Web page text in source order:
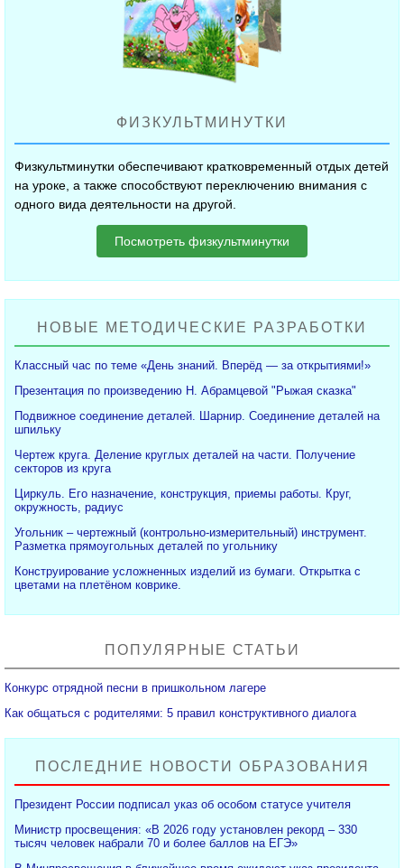
ФИЗКУЛЬТМИНУТКИ
Физкультминутки обеспечивают кратковременный отдых детей
на уроке, а также способствуют переключению внимания с
одного вида деятельности на другой.
Посмотреть физкультминутки
НОВЫЕ МЕТОДИЧЕСКИЕ РАЗРАБОТКИ
Классный час по теме «День знаний. Вперёд — за открытиями!»
Презентация по произведению Н. Абрамцевой "Рыжая сказка"
Подвижное соединение деталей. Шарнир. Соединение деталей на
шпильку
Чертеж круга. Деление круглых деталей на части. Получение
секторов из круга
Циркуль. Его назначение, конструкция, приемы работы. Круг,
окружность, радиус
Угольник – чертежный (контрольно-измерительный) инструмент.
Разметка прямоугольных деталей по угольнику
Конструирование усложненных изделий из бумаги. Открытка с
цветами на плетёном коврике.
ПОПУЛЯРНЫЕ СТАТЬИ
Конкурс отрядной песни в пришкольном лагере
Как общаться с родителями: 5 правил конструктивного диалога
ПОСЛЕДНИЕ НОВОСТИ ОБРАЗОВАНИЯ
Президент России подписал указ об особом статусе учителя
Министр просвещения: «В 2026 году установлен рекорд – 330
тысяч человек набрали 70 и более баллов на ЕГЭ»